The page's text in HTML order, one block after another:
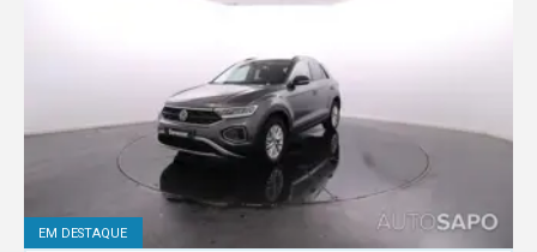
EM DESTAQUE